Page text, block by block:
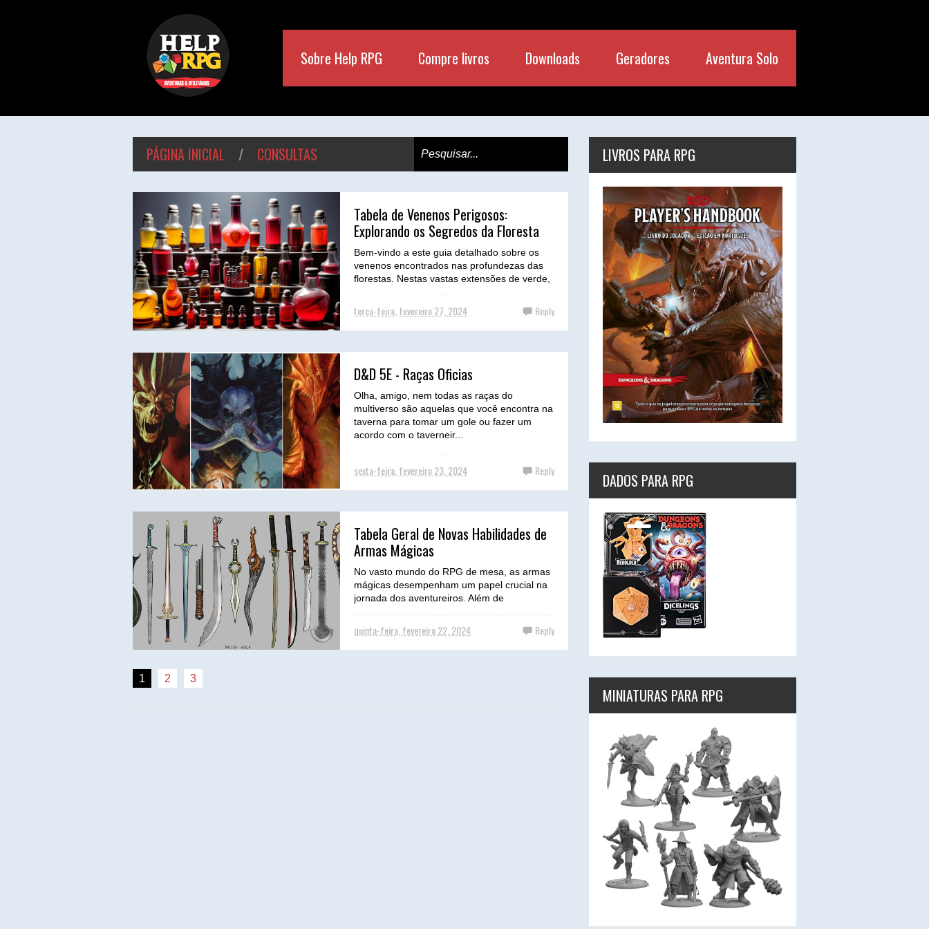
Sobre Help RPG Compre livros Downloads Geradores Aventura Solo
PÁGINA INICIAL / CONSULTAS
Tabela de Venenos Perigosos:
Explorando os Segredos da Floresta
Bem-vindo a este guia detalhado sobre os
venenos encontrados nas profundezas das
florestas. Nestas vastas extensões de verde,
terça-feira, fevereiro 27, 2024 Reply
D&D 5E - Raças Oficias
Olha, amigo, nem todas as raças do
multiverso são aquelas que você encontra na
taverna para tomar um gole ou fazer um
acordo com o taverneir...
sexta-feira, fevereiro 23, 2024 Reply
Tabela Geral de Novas Habilidades de
Armas Mágicas
No vasto mundo do RPG de mesa, as armas
mágicas desempenham um papel crucial na
jornada dos aventureiros. Além de
quinta-feira, fevereiro 22, 2024 Reply
1 2 3
LIVROS PARA RPG
DADOS PARA RPG
MINIATURAS PARA RPG